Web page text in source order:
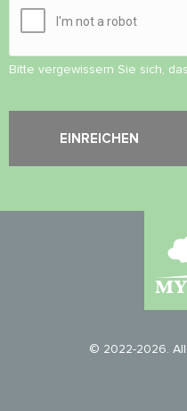
Bitte vergewissern Sie sich,
© 2022-2026.